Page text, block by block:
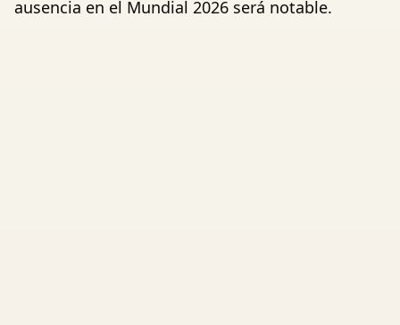
ausencia en el Mundial 2026 será notable.